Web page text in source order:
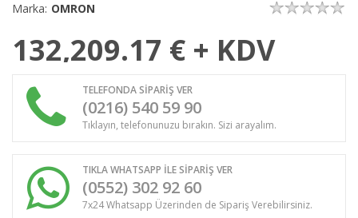
Marka: OMRON
132,209.17 € + KDV
TELEFONDA SİPARİŞ VER
(0216) 540 59 90
Tıklayın, telefonunuzu bırakın. Sizi arayalım.
TIKLA WHATSAPP İLE SİPARİŞ VER
(0552) 302 92 60
7x24 Whatsapp Üzerinden de Sipariş Verebilirsiniz.